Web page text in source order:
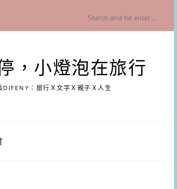
，小燈泡在旅行
DIFENY：旅行Ｘ文字Ｘ親子Ｘ人生